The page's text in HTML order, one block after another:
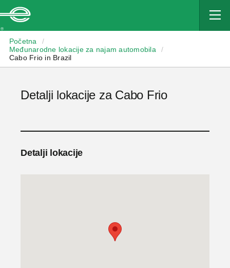
Početna
/
Međunarodne lokacije za najam automobila
/
Cabo Frio in Brazil
Detalji lokacije za Cabo Frio
Detalji lokacije